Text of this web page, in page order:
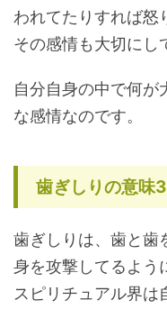
われてたりすれば怒
その感情も大切にし
自分自身の中で何が
な感情なのです。
歯ぎしりの意味
歯ぎしりは、歯と歯
身を攻撃してるよう
スピリチュアル界は